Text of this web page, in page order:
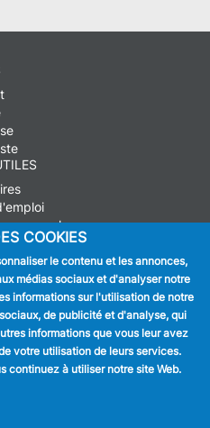
COOKIES
le contenu et les annonces,
médias sociaux et d'analyser notre
informations sur l'utilisation de notre
de publicité et d'analyse, qui
informations que vous leur avez
votre utilisation de leurs services.
continuez à utiliser notre site Web.